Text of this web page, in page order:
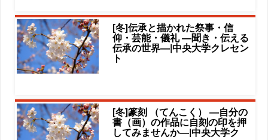
[冬]伝承と描かれた祭事・信
仰・芸能・儀礼 ―聞き・伝える
伝承の世界―|中央大学クレセン
ト
[冬]篆刻 （てんこく） ―自分の
書（画）の作品に自刻の印を押
してみませんか―|中央大学ク